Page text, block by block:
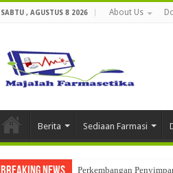
SABTU , AGUSTUS 8 2026 About Us
Berita Sediaan Farmasi
Perkembangan